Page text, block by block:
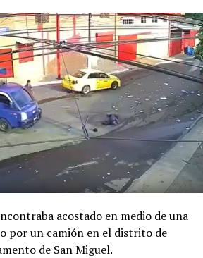
DIPUTADOS
COMPETICIÓN
IGUALDAD
relata testigo de microbús
atletas salvadoreños en los
y del Caribe San Salvador
el Vicemandatario
con el Presidente Abelardo de la
un afectuoso saludo de parte del
sus mejores deseos al
al frente de la nación
acostado en medio de una
por un camión en el distrito de
de San Miguel.